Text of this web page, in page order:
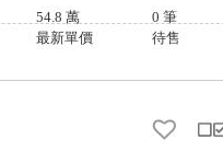
54.8 萬
最新單價
0 筆
待售